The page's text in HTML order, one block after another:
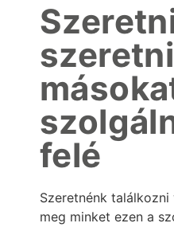
szeretni
felé
Szeretnénk
meg minket ezen a